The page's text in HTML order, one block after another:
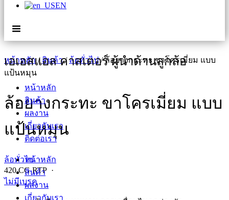
EN
เอเอสแอล คาสเตอร์ ผู้นำด้านลูกล้อ
หน้าหลัก
สินค้า
ผลงาน
เกี่ยวกับเรา
ติดต่อเรา
หน้าหลัก
สินค้า
ผลงาน
เกี่ยวกับเรา
หน้าหลัก/ สินค้า/ล้อทั่วไป/ ล้อยางกระทะ ขาโครเมี่ยม แบบ
แป้นหมุน
ล้อยางกระทะ ขาโครเมี่ยม แบบ
แป้นหมุน
ล้อทั่วไป·
420 CG RTP ·
ไม่มีเบรค